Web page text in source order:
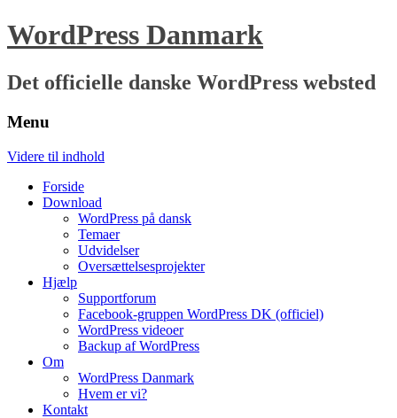
WordPress Danmark
Det officielle danske WordPress websted
Menu
Videre til indhold
Forside
Download
WordPress på dansk
Temaer
Udvidelser
Oversættelsesprojekter
Hjælp
Supportforum
Facebook-gruppen WordPress DK (officiel)
WordPress videoer
Backup af WordPress
Om
WordPress Danmark
Hvem er vi?
Kontakt